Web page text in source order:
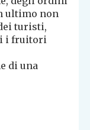
ultimo non
turisti,
i fruitori
di una